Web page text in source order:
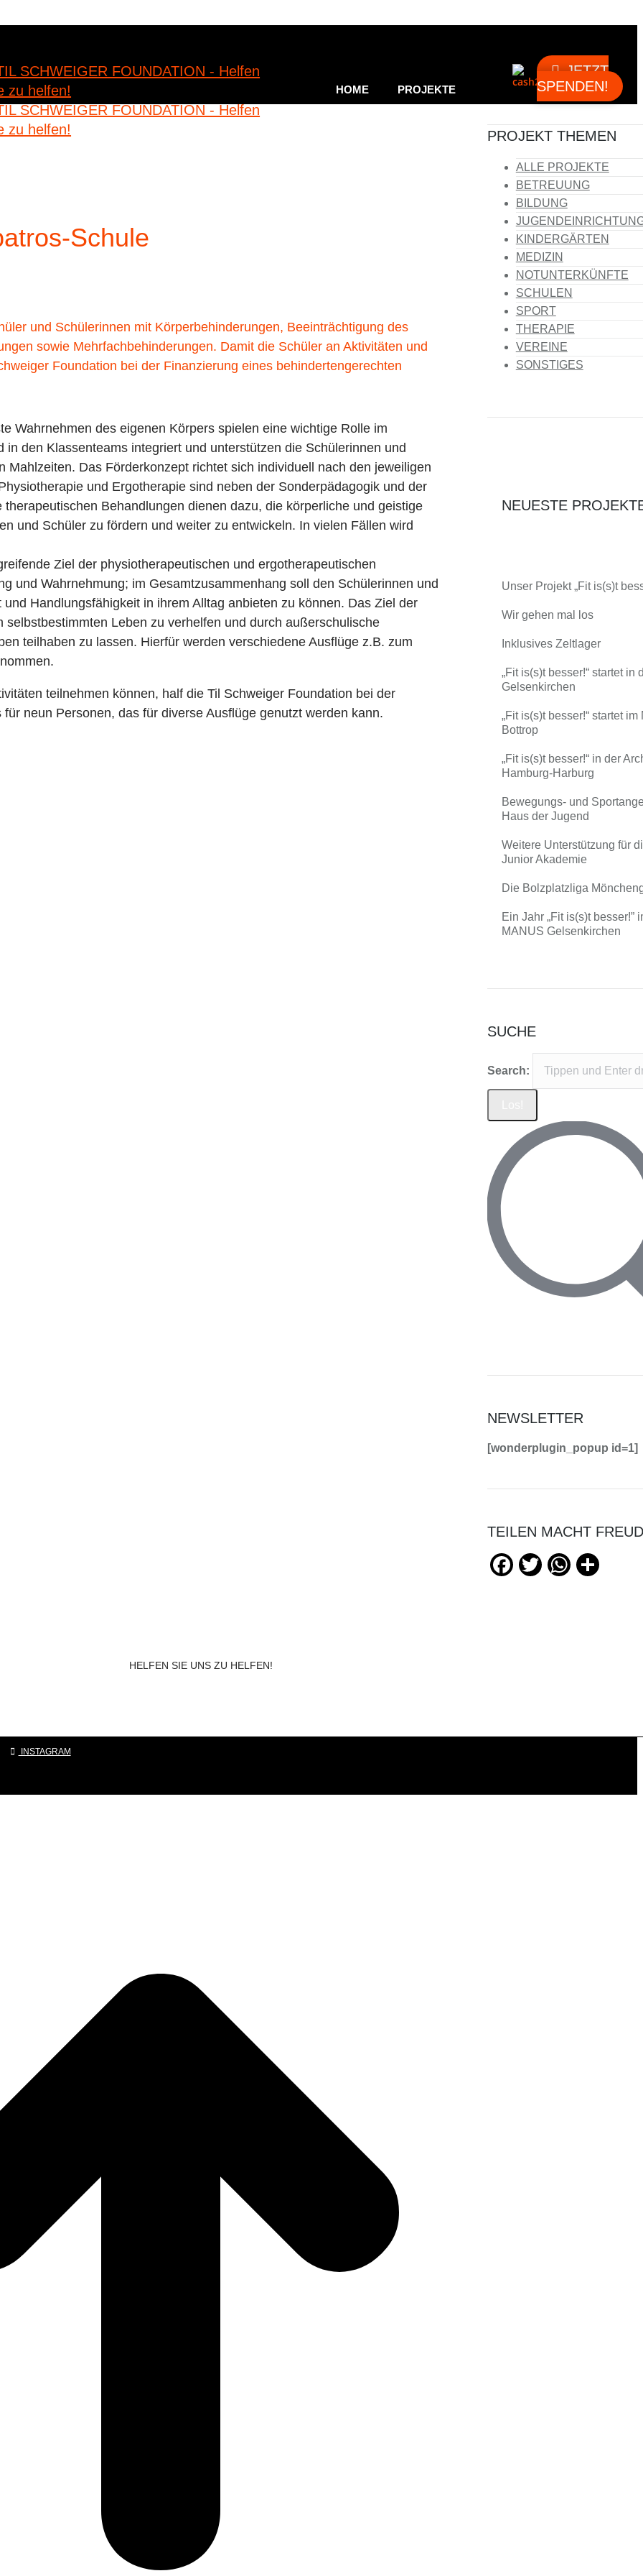
HOME PROJEKTE
JETZT
SPENDEN!
Schule
und Schülerinnen mit Körperbehinderungen, Beeinträchtigung des
sowie Mehrfachbehinderungen. Damit die Schüler an Aktivitäten und
Foundation bei der Finanzierung eines behindertengerechten
Wahrnehmen des eigenen Körpers spielen eine wichtige Rolle im
den Klassenteams integriert und unterstützen die Schülerinnen und
Das Förderkonzept richtet sich individuell nach den jeweiligen
und Ergotherapie sind neben der Sonderpädagogik und der
Behandlungen dienen dazu, die körperliche und geistige
und Schüler zu fördern und weiter zu entwickeln. In vielen Fällen wird
Ziel der physiotherapeutischen und ergotherapeutischen
und Wahrnehmung; im Gesamtzusammenhang soll den Schülerinnen und
Handlungsfähigkeit in ihrem Alltag anbieten zu können. Das Ziel der
Leben zu verhelfen und durch außerschulische
teilhaben zu lassen. Hierfür werden verschiedene Ausflüge z.B. zum
teilnehmen können, half die Til Schweiger Foundation bei der
neun Personen, das für diverse Ausflüge genutzt werden kann.
Schul-Projekt.
PROJEKT THEMEN
ALLE PROJEKTE
BETREUUNG
BILDUNG
KINDERGÄRTEN
MEDIZIN
NOTUNTERKÜNFTE
SCHULEN
SPORT
THERAPIE
VEREINE
SONSTIGES
NEUESTE
Unser Projekt „Fit is(s)t
Wir gehen mal los
Inklusives Zeltlager
„Fit is(s)t besser!“ startet in
Gelsenkirchen
„Fit is(s)t besser!“ startet
Bottrop
„Fit is(s)t besser!“ in der
Hamburg-Harburg
Bewegungs- und
Haus der Jugend
Weitere Unterstützung für
Junior Akademie
Die Bolzplatzliga
Ein Jahr „Fit is(s)t besser!”
MANUS Gelsenkirchen
SUCHE
Search:
NEWSLETTER
[wonderplugin_popup id=1]
TEILEN MACHT
Facebook
TwitterWhatsApp
Teilen
HELFEN SIE UNS ZU HELFEN!
INSTAGRAM